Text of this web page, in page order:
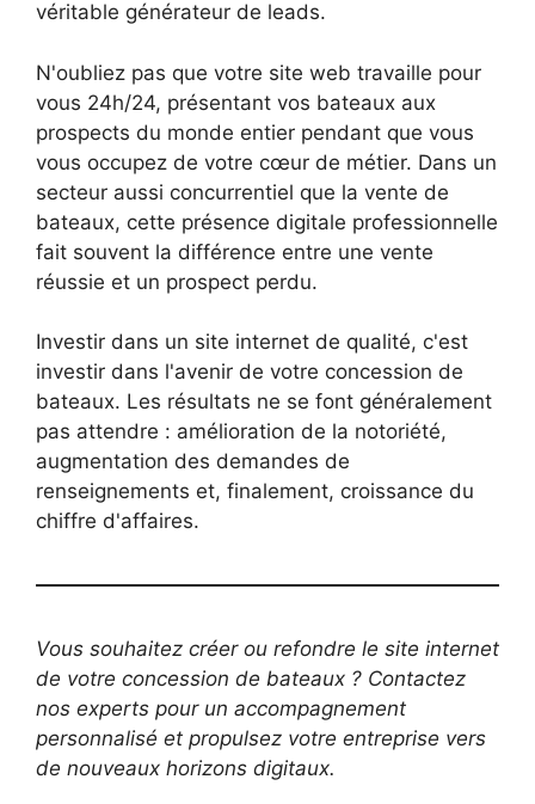
véritable générateur de leads.
N'oubliez pas que votre site web travaille pour
vous 24h/24, présentant vos bateaux aux
prospects du monde entier pendant que vous
vous occupez de votre cœur de métier. Dans un
secteur aussi concurrentiel que la vente de
bateaux, cette présence digitale professionnelle
fait souvent la différence entre une vente
réussie et un prospect perdu.
Investir dans un site internet de qualité, c'est
investir dans l'avenir de votre concession de
bateaux. Les résultats ne se font généralement
pas attendre : amélioration de la notoriété,
augmentation des demandes de
renseignements et, finalement, croissance du
chiffre d'affaires.
Vous souhaitez créer ou refondre le site internet
de votre concession de bateaux ? Contactez
nos experts pour un accompagnement
personnalisé et propulsez votre entreprise vers
de nouveaux horizons digitaux.